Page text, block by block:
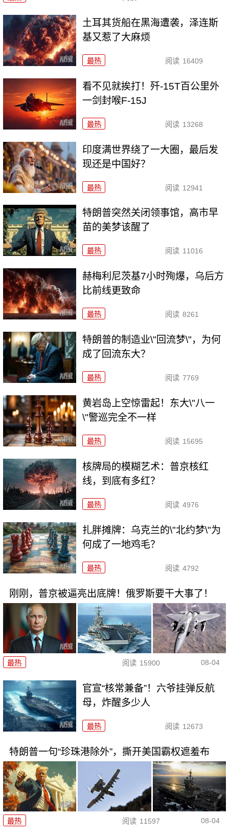
土耳其货船在黑海遭袭，泽连斯
基又惹了大麻烦
最热 阅读 16409
看不见就挨打！歼-15T百公里外
一剑封喉F-15J
最热 阅读 13268
印度满世界绕了一大圈，最后发
现还是中国好？
最热 阅读 12941
特朗普突然关闭领事馆，高市早
苗的美梦该醒了
最热 阅读 11016
赫梅利尼茨基7小时殉爆，乌后方
比前线更致命
最热 阅读 8261
特朗普的制造业\"回流梦\"，为何
成了回流东大？
最热 阅读 7769
黄岩岛上空惊雷起！东大\"八一
\"警巡完全不一样
最热 阅读 15695
核牌局的模糊艺术：普京核红
线，到底有多红？
最热 阅读 4976
扎胖摊牌：乌克兰的\"北约梦\"为
何成了一地鸡毛？
最热 阅读 4792
刚刚，普京被逼亮出底牌！俄罗斯要干大事了！
最热 阅读 15900 08-04
官宣“核常兼备”！六爷挂弹反航
母，炸醒多少人
最热 阅读 12673
特朗普一句“珍珠港除外”，撕开美国霸权遮羞布
最热 阅读 11597 08-04